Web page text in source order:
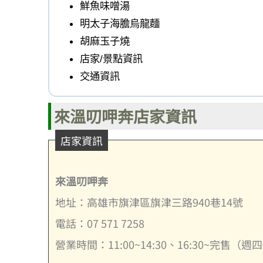
鮮魚味噌湯
明太子海膽烏龍麵
胡麻玉子燒
店家/景點資訊
交通資訊
來溫叨呷奔店家資訊
店家資訊
來溫叨呷奔
地址：高雄市旗津區旗津三路940巷14號
電話：07 571 7258
營業時間：11:00~14:30、16:30~完售（週